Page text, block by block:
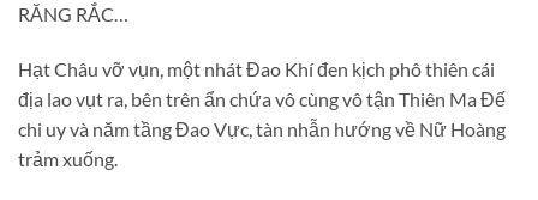
RĂNG RẮC…
Hạt Châu vỡ vụn, một nhát Đao Khí đen kịch phô thiên cái
địa lao vụt ra, bên trên ẩn chứa vô cùng vô tận Thiên Ma Đế
chi uy và năm tầng Đao Vực, tàn nhẫn hướng về Nữ Hoàng
trảm xuống.